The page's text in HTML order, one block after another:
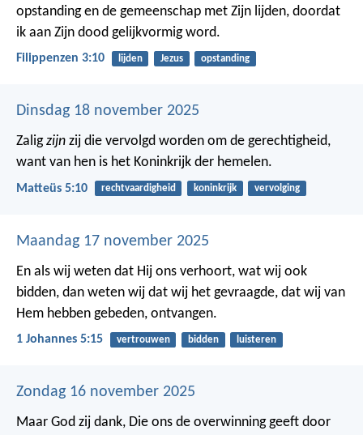
opstanding en de gemeenschap met Zijn lijden, doordat
ik aan Zijn dood gelijkvormig word.
Filippenzen 3:10 lijden Jezus opstanding
Dinsdag 18 november 2025
Zaligzijn zij die vervolgd worden om de gerechtigheid,
want van hen is het Koninkrijk der hemelen.
Matteüs 5:10 rechtvaardigheid koninkrijk vervolging
Maandag 17 november 2025
En als wij weten dat Hij ons verhoort, wat wij ook
bidden, dan weten wij dat wij het gevraagde, dat wij van
Hem hebben gebeden, ontvangen.
1 Johannes 5:15 vertrouwen bidden luisteren
Zondag 16 november 2025
Maar God zij dank, Die ons de overwinning geeft door